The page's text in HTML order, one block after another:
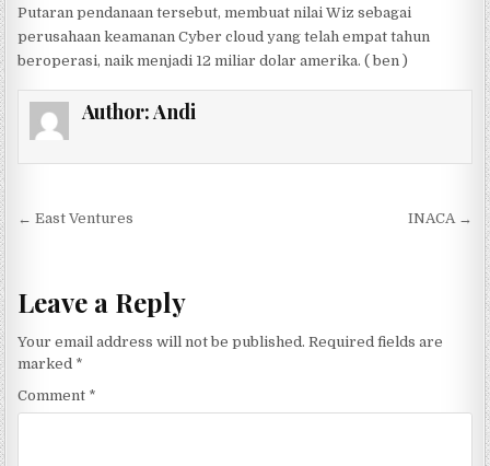
Putaran pendanaan tersebut, membuat nilai Wiz sebagai
perusahaan keamanan Cyber cloud yang telah empat tahun
beroperasi, naik menjadi 12 miliar dolar amerika. ( ben )
Author:Andi
Post navigation
← East Ventures INACA →
Leave a Reply
Your email address will not be published. Required fields are
marked *
Comment *